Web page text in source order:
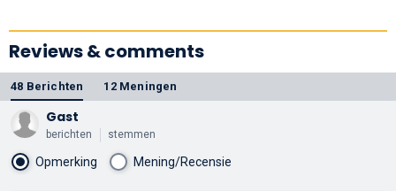
Reviews & comments
48 Berichten 12 Meningen
Gast
berichten stemmen
Opmerking Mening/Recensie